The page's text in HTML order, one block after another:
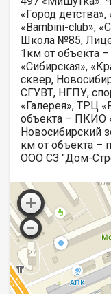
«Город
«Bambini-club»,
Школа №85,
1км от объекта –
«Сибирская»,
сквер,
СГУВТ, НГПУ,
«Галерея», ТРЦ
объекта – ПКИО
Новосибирский
км от объекта –
ООО СЗ "Дом-